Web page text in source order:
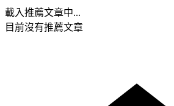
載入推薦文章中...
目前沒有推薦文章